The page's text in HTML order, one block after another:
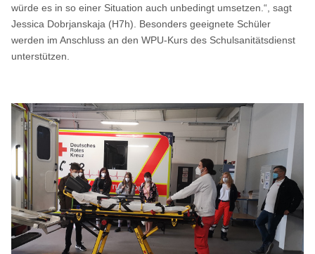
würde es in so einer Situation auch unbedingt umsetzen.“, sagt
Jessica Dobrjanskaja (H7h). Besonders geeignete Schüler
werden im Anschluss an den WPU-Kurs des Schulsanitätsdienst
unterstützen.